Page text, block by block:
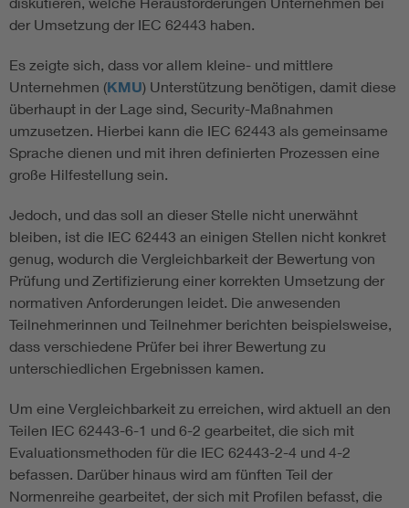
der Umsetzung der IEC 62443 haben.
Es zeigte sich, dass vor allem kleine- und mittlere
Unternehmen (KMU) Unterstützung benötigen, damit diese
überhaupt in der Lage sind, Security-Maßnahmen
umzusetzen. Hierbei kann die IEC 62443 als gemeinsame
Sprache dienen und mit ihren definierten Prozessen eine
große Hilfestellung sein.
Jedoch, und das soll an dieser Stelle nicht unerwähnt
bleiben, ist die IEC 62443 an einigen Stellen nicht konkret
genug, wodurch die Vergleichbarkeit der Bewertung von
Prüfung und Zertifizierung einer korrekten Umsetzung der
normativen Anforderungen leidet. Die anwesenden
Teilnehmerinnen und Teilnehmer berichten beispielsweise,
dass verschiedene Prüfer bei ihrer Bewertung zu
unterschiedlichen Ergebnissen kamen.
Um eine Vergleichbarkeit zu erreichen, wird aktuell an den
Teilen IEC 62443-6-1 und 6-2 gearbeitet, die sich mit
Evaluationsmethoden für die IEC 62443-2-4 und 4-2
befassen. Darüber hinaus wird am fünften Teil der
Normenreihe gearbeitet, der sich mit Profilen befasst, die